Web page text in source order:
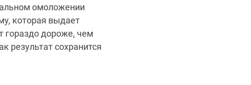
омоложении
которая выдает
гораздо дороже, чем
результат сохранится